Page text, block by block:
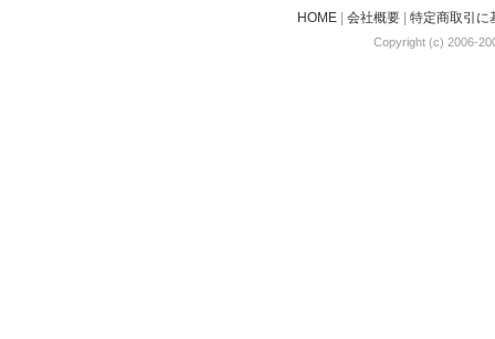
HOME| 会社概要| 特定商取引に
Copyright (c) 2006-